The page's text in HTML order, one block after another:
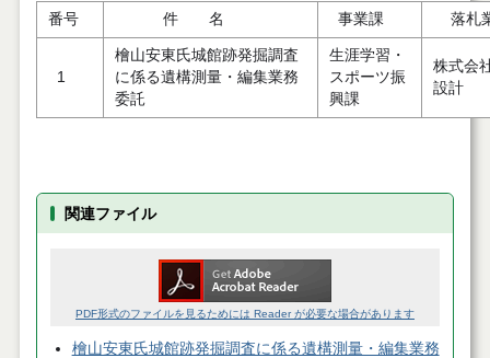
番号 件 名 事業課 落札
1
檜山安東氏城館跡発掘調査
に係る遺構測量・編集業務
委託
生涯学習・
スポーツ振
興課
株式会
設計
関連ファイル
PDF形式のファイルを見るためには Reader が必要な場合があります
檜山安東氏城館跡発掘調査に係る遺構測量・編集業務